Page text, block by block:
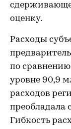
оценку.
Расходы
по
уровне 90,9
расходов
преобладала
Гибкость